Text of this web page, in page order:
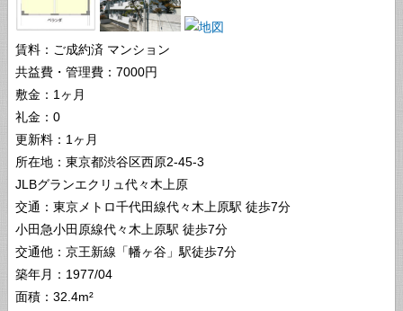
賃料：ご成約済 マンション
共益費・管理費：7000円
敷金：1ヶ月
礼金：0
更新料：1ヶ月
所在地：東京都渋谷区西原2-45-3
JLBグランエクリュ代々木上原
交通：東京メトロ千代田線代々木上原駅 徒歩7分
小田急小田原線代々木上原駅 徒歩7分
交通他：京王新線「幡ヶ谷」駅徒歩7分
築年月：1977/04
面積：32.4m²